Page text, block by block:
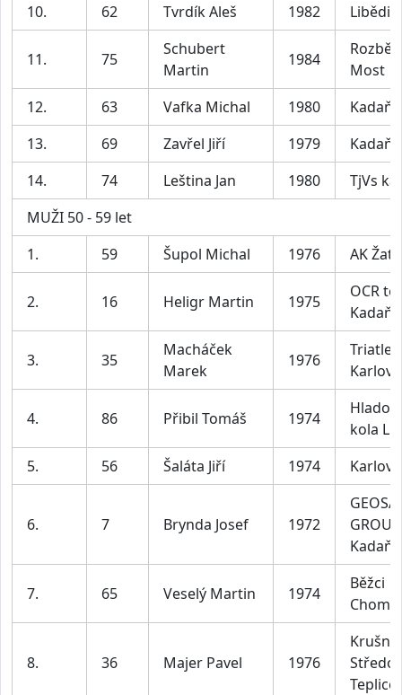
10.
62 Tvrdík Aleš 1982
11. 75
Schubert
Martin
1984
Most
12.
63 Vafka Michal 1980
Kadaň
13.
69 Zavřel Jiří 1979
Kadaň
14.
74 Leština Jan 1980
TjVs
MUŽI 50 - 59 let
1.
59 Šupol Michal 1976 AK
2. 16 Heligr Martin 1975
OCR
Kadaň
3. 35
Macháček
Marek
1976
Triatlet
4. 86 Přibil Tomáš 1974
kola
5.
56 Šaláta Jiří 1974
6. 7 Brynda Josef 1972
Kadaň
7. 65 Veselý Martin 1974
Běžci
8. 36 Majer Pavel 1976
Krušný
Teplice